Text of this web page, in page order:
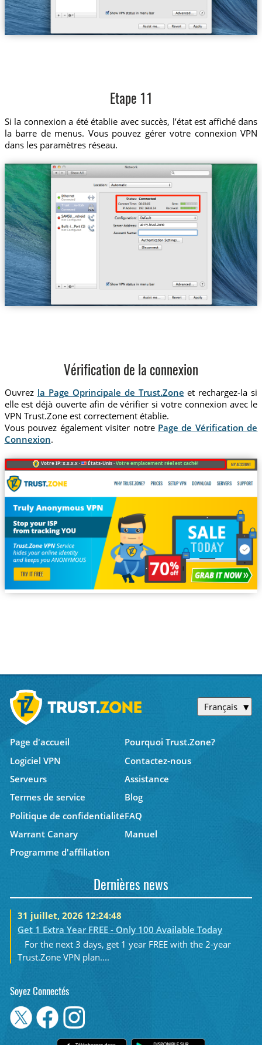
Etape 11
Si la connexion a été établie avec succès, l’état est affiché dans
la barre de menus. Vous pouvez gérer votre connexion VPN
dans les paramètres réseau.
Trust....w-York
us-ny.trust.zone
Vérification de la connexion
Ouvrez la Page Oprincipale de Trust.Zone et rechargez-la si
elle est déjà ouverte afin de vérifier si votre connexion avec le
VPN Trust.Zone est correctement établie.
Vous pouvez également visiter notre Page de Vérification de
Connexion.
Votre IP: x.x.x.x · États-Unis ·Votre emplacement réel est caché!
Français
Page d'accueil
Pourquoi Trust.Zone?
Logiciel VPN
Contactez-nous
Serveurs
Assistance
Termes de service
Blog
Politique de confidentialitéFAQ
Warrant Canary
Manuel
Programme d'affiliation
Dernières news
31 juillet, 2026 12:24:48
Get 1 Extra Year FREE - Only 100 Available Today
For the next 3 days, get 1 year FREE with the 2-year
Trust.Zone VPN plan....
Soyez Connectés